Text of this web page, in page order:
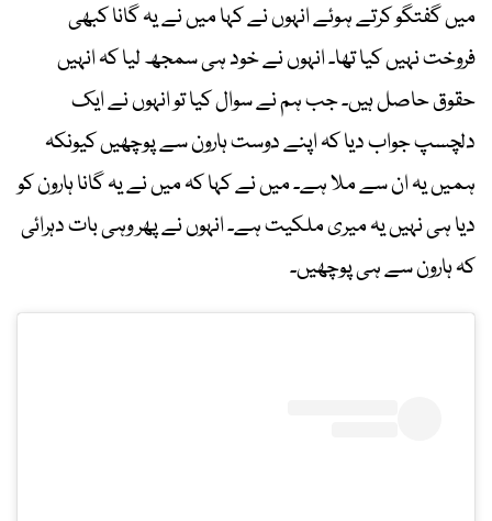
میں گفتگو کرتے ہوئے انہوں نے کہا میں نے یہ گانا کبھی
فروخت نہیں کیا تھا۔ انہوں نے خود ہی سمجھ لیا کہ انہیں
حقوق حاصل ہیں۔ جب ہم نے سوال کیا تو انہوں نے ایک
دلچسپ جواب دیا کہ اپنے دوست ہارون سے پوچھیں کیونکہ
ہمیں یہ ان سے ملا ہے۔ میں نے کہا کہ میں نے یہ گانا ہارون کو
دیا ہی نہیں یہ میری ملکیت ہے۔ انہوں نے پھر وہی بات دہرائی
کہ ہارون سے ہی پوچھیں۔